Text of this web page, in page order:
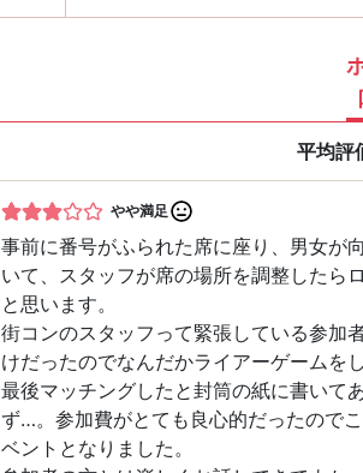
平均評
やや満足
事前に番号がふられた席に座り、男女が
いて、スタッフが席の場所を調整したら
と思います。
街コンのスタッフって緊張している参加
けだったのでなんだかライアーゲームを
最後マッチングしたと封筒の紙に書いて
ず…。参加費がとても良心的だったので
ベントとなりました。